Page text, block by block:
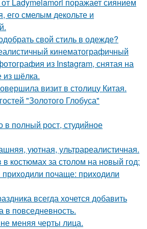
его смелым декольте и
свой стиль в одежде?
кинематографичный
из Instagram, снятая на
из шёлка.
визит в столицу Китая.
"Золотого Глобуса"
в полный рост, студийное
уютная, ультрареалистичная.
в костюмах за столом на новый год:
почаще: приходили
всегда хочется добавить
в повседневность.
меняя черты лица.